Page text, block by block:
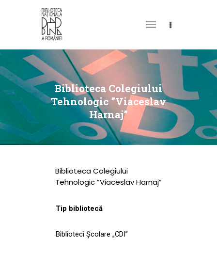
Biblioteca Colegiului
Tehnologic ”Viaceslav
Harnaj”
DESPRE NOI
PERMISUL MEU DE
BIBLIOTECĂ
CATALOAGE ȘI
COLECȚII
BIBLIOTECA DIGITALĂ
EVENIMENTE
CULTURALE
NOUTĂȚI
Biblioteca Colegiului
Tehnologic ”Viaceslav Harnaj”
Tip bibliotecă
Biblioteci Școlare „CDI”